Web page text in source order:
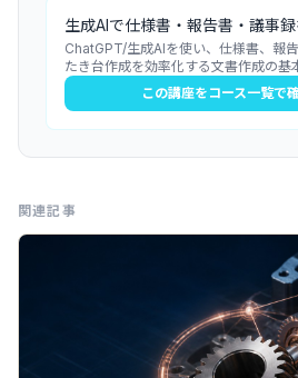
生成AIで仕様書・報告書・議事
ChatGPT/生成AIを使い、仕様書、報
たき台作成を効率化する文書作成の基
この講座をコース一覧で
関連記事